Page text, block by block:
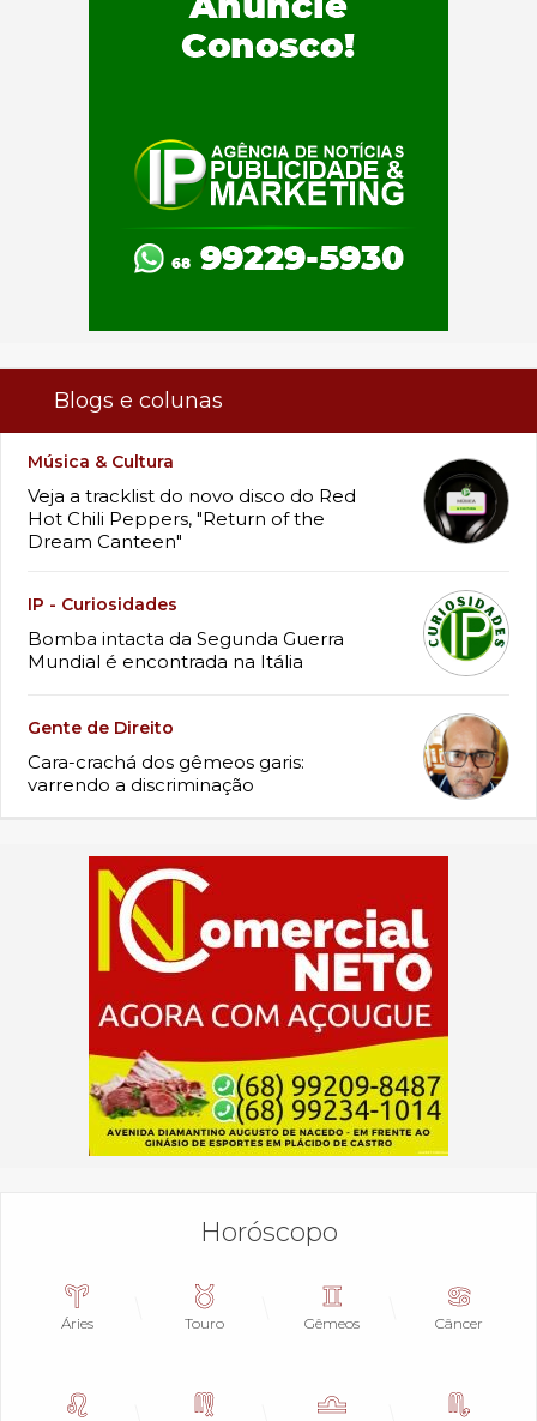
Blogs e colunas
Música & Cultura
Veja a tracklist do novo disco do Red
Hot Chili Peppers, "Return of the
Dream Canteen"
IP - Curiosidades
Bomba intacta da Segunda Guerra
Mundial é encontrada na Itália
Gente de Direito
Cara-crachá dos gêmeos garis:
varrendo a discriminação
Horóscopo
Áries Touro Gêmeos Câncer